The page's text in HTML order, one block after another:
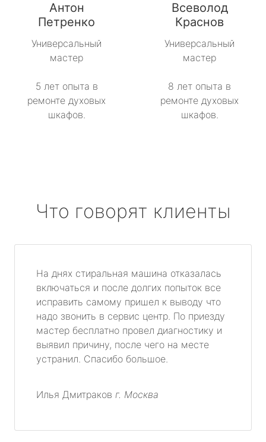
Антон
Петренко
Универсальный
мастер
5 лет опыта в
ремонте духовых
шкафов.
Всеволод
Краснов
Универсальный
мастер
8 лет опыта в
ремонте духовых
шкафов.
Что говорят клиенты
На днях стиральная машина отказалась
включаться и после долгих попыток все
исправить самому пришел к выводу что
надо звонить в сервис центр. По приезду
мастер бесплатно провел диагностику и
выявил причину, после чего на месте
устранил. Спасибо большое.
Илья Дмитраков г. Москва